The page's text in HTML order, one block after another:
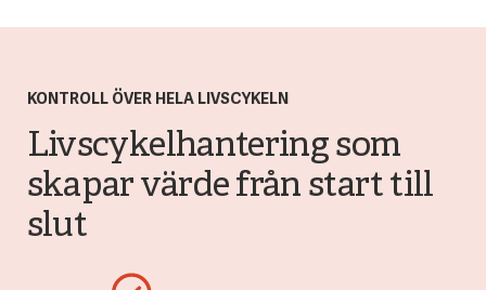
KONTROLL ÖVER HELA LIVSCYKELN
Livscykelhantering som
skapar värde från start till
slut